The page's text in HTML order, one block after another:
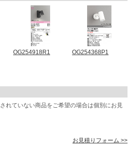
OG254918R1 OG254368P1
れていない商品をご希望の場合は個別にお見
お見積りフォーム >>